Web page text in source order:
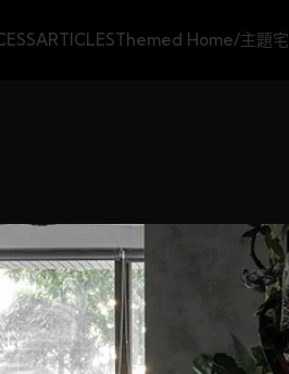
ARTICLESThemed Home/主題宅